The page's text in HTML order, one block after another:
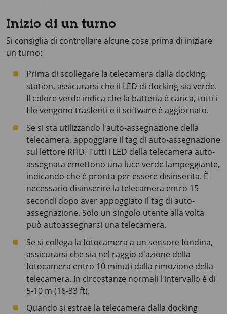
Inizio di un turno
Si consiglia di controllare alcune cose prima di iniziare
un turno:
Prima di scollegare la telecamera dalla docking
station, assicurarsi che il LED di docking sia verde.
Il colore verde indica che la batteria è carica, tutti i
file vengono trasferiti e il software è aggiornato.
Se si sta utilizzando l'auto-assegnazione della
telecamera, appoggiare il tag di auto-assegnazione
sul lettore RFID. Tutti i LED della telecamera auto-
assegnata emettono una luce verde lampeggiante,
indicando che è pronta per essere disinserita. È
necessario disinserire la telecamera entro 15
secondi dopo aver appoggiato il tag di auto-
assegnazione. Solo un singolo utente alla volta
può autoassegnarsi una telecamera.
Se si collega la fotocamera a un sensore fondina,
assicurarsi che sia nel raggio d'azione della
fotocamera entro 10 minuti dalla rimozione della
telecamera. In circostanze normali l'intervallo è di
5-10 m (16-33 ft).
Quando si estrae la telecamera dalla docking